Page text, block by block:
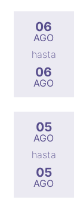
06
AGO
hasta
06
AGO
05
AGO
hasta
05
AGO